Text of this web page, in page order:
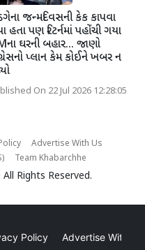
જન્મદિવસની કેક કાપવા
હતા પણ રિટર્નમાં પહોંચી ગયા
ઘરની બહાર... જાણો
પ્લાન કેમ કોઈને ખબર ન
On 22 Jul 2026 12:28:05
Advertise With Us
Team Khabarchhe
All Rights Reserved.
Policy Advertise With Us